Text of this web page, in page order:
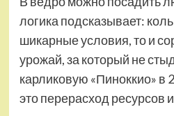
логика подсказывает:
шикарные условия, то и
урожай, за который не
карликовую «Пиноккио» в
это перерасход ресурсов